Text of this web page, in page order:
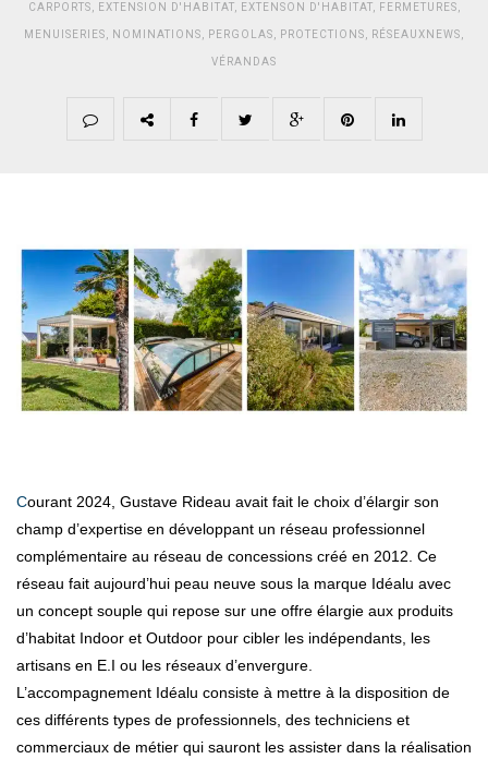
CARPORTS EXTENSION D'HABITAT, EXTENSON D'HABITAT, FERMETURES
MENUISERIES NOMINATIONS PERGOLAS PROTECTIONS RÉSEAUXNEWS
VÉRANDAS
Courant 2024, Gustave Rideau avait fait le choix d’élargir son
champ d’expertise en développant un réseau professionnel
complémentaire au réseau de concessions créé en 2012. Ce
réseau fait aujourd’hui peau neuve sous la marque Idéalu avec
un concept souple qui repose sur une offre élargie aux produits
d’habitat Indoor et Outdoor pour cibler les indépendants, les
artisans en E.I ou les réseaux d’envergure.
L’accompagnement Idéalu consiste à mettre à la disposition de
ces différents types de professionnels, des techniciens et
commerciaux de métier qui sauront les assister dans la réalisation